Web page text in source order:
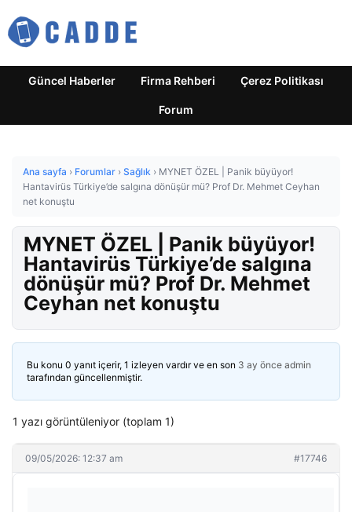
Güncel Haberler Firma Rehberi Çerez Politikası
Forum
Ana sayfa › Forumlar › Sağlık › MYNET ÖZEL | Panik büyüyor!
Hantavirüs Türkiye’de salgına dönüşür mü? Prof Dr. Mehmet Ceyhan
net konuştu
MYNET ÖZEL | Panik büyüyor!
Hantavirüs Türkiye’de salgına
dönüşür mü? Prof Dr. Mehmet
Ceyhan net konuştu
Bu konu 0 yanıt içerir, 1 izleyen vardır ve en son 3 ay önce admin
tarafından güncellenmiştir.
1 yazı görüntüleniyor (toplam 1)
09/05/2026: 12:37 am #17746